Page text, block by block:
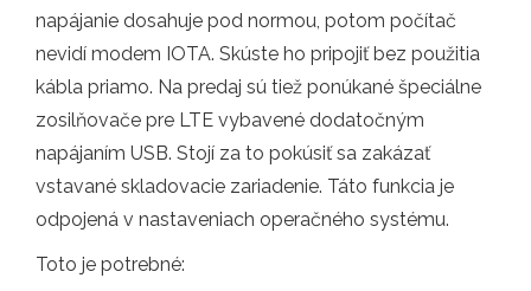
napájanie dosahuje pod normou, potom počítač
nevidí modem IOTA. Skúste ho pripojiť bez použitia
kábla priamo. Na predaj sú tiež ponúkané špeciálne
zosilňovače pre LTE vybavené dodatočným
napájaním USB. Stojí za to pokúsiť sa zakázať
vstavané skladovacie zariadenie. Táto funkcia je
odpojená v nastaveniach operačného systému.
Toto je potrebné: